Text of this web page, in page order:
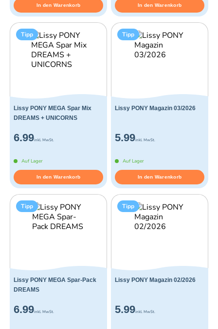
In den Warenkorb In den Warenkorb
Tipp
Lissy PONY MEGA Spar Mix
DREAMS + UNICORNS
6.99inkl. MwSt.
Auf Lager
In den Warenkorb
Tipp
Lissy PONY Magazin 03/2026
5.99inkl. MwSt.
Auf Lager
In den Warenkorb
Tipp
Lissy PONY MEGA Spar-Pack
DREAMS
6.99inkl. MwSt.
Tipp
Lissy PONY Magazin 02/2026
5.99inkl. MwSt.